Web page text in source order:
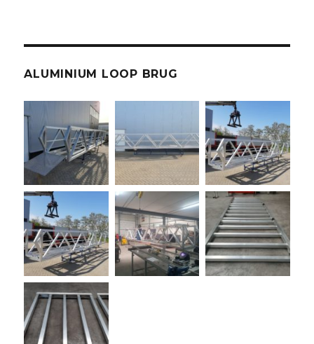
ALUMINIUM LOOP BRUG